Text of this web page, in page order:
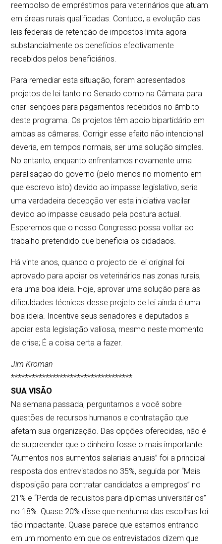
reembolso de empréstimos para veterinários que atuam
em áreas rurais qualificadas. Contudo, a evolução das
leis federais de retenção de impostos limita agora
substancialmente os benefícios efectivamente
recebidos pelos beneficiários.
Para remediar esta situação, foram apresentados
projetos de lei tanto no Senado como na Câmara para
criar isenções para pagamentos recebidos no âmbito
deste programa. Os projetos têm apoio bipartidário em
ambas as câmaras. Corrigir esse efeito não intencional
deveria, em tempos normais, ser uma solução simples.
No entanto, enquanto enfrentamos novamente uma
paralisação do governo (pelo menos no momento em
que escrevo isto) devido ao impasse legislativo, seria
uma verdadeira decepção ver esta iniciativa vacilar
devido ao impasse causado pela postura actual.
Esperemos que o nosso Congresso possa voltar ao
trabalho pretendido que beneficia os cidadãos.
Há vinte anos, quando o projecto de lei original foi
aprovado para apoiar os veterinários nas zonas rurais,
era uma boa ideia. Hoje, aprovar uma solução para as
dificuldades técnicas desse projeto de lei ainda é uma
boa ideia. Incentive seus senadores e deputados a
apoiar esta legislação valiosa, mesmo neste momento
de crise; É a coisa certa a fazer.
Jim Kroman
***********************************
SUA VISÃO
Na semana passada, perguntamos a você sobre
questões de recursos humanos e contratação que
afetam sua organização. Das opções oferecidas, não é
de surpreender que o dinheiro fosse o mais importante.
“Aumentos nos aumentos salariais anuais” foi a principal
resposta dos entrevistados no 35%, seguida por “Mais
disposição para contratar candidatos a empregos” no
21% e “Perda de requisitos para diplomas universitários”
no 18%. Quase 20% disse que nenhuma das escolhas foi
tão impactante. Quase parece que estamos entrando
em um momento em que os entrevistados dizem que